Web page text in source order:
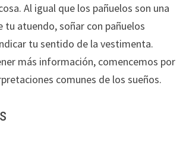
Al igual que los pañuelos son una
tu atuendo, soñar con pañuelos
tu sentido de la vestimenta.
más información, comencemos por
comunes de los sueños.